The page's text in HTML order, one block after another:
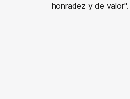
honradez y de valor".